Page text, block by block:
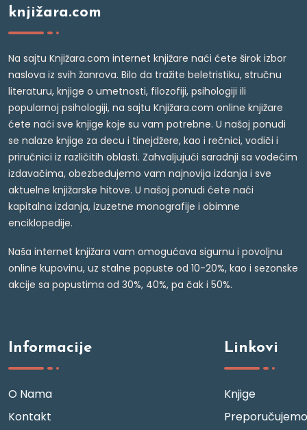
knjižara.com
Na sajtu Knjižara.com internet knjižare naći ćete širok izbor
naslova iz svih žanrova. Bilo da tražite beletristiku, stručnu
literaturu, knjige o umetnosti, filozofiji, psihologiji ili
popularnoj psihologiji, na sajtu Knjižara.com online knjižare
ćete naći sve knjige koje su vam potrebne. U našoj ponudi
se nalaze knjige za decu i tinejdžere, kao i rečnici, vodiči i
priručnici iz različitih oblasti. Zahvaljujući saradnji sa vodećim
izdavačima, obezbeđujemo vam najnovija izdanja i sve
aktuelne knjižarske hitove. U našoj ponudi ćete naći
kapitalna izdanja, izuzetne monografije i obimne
enciklopedije.
Naša internet knjižara vam omogućava sigurnu i povoljnu
online kupovinu, uz stalne popuste od 10-20%, kao i sezonske
akcije sa popustima od 30%, 40%, pa čak i 50%.
Informacije
O Nama
Kontakt
Linkovi
Knjige
Preporučujemo